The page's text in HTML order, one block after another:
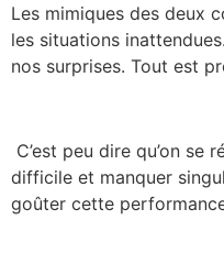
Les mimiques des deux
les situations
nos surprises. Tout est
C’est peu dire qu’on se
difficile et manquer
goûter cette